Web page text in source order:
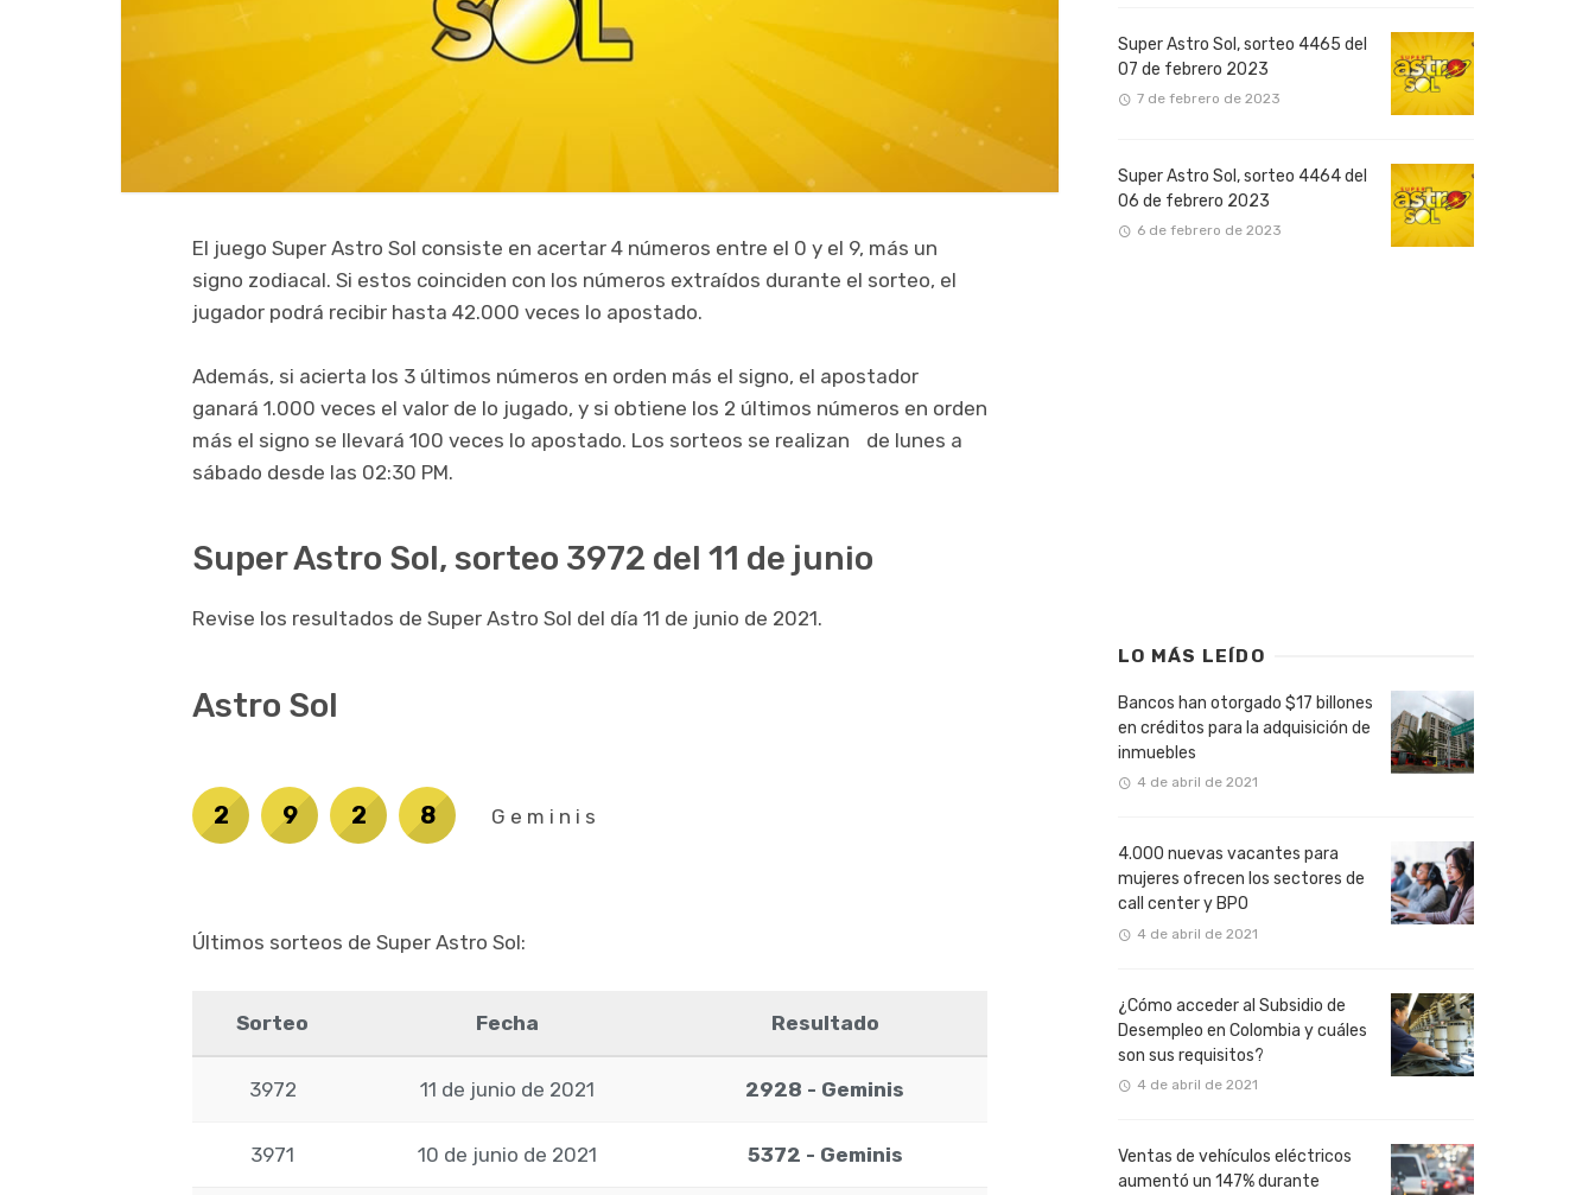
El juego Super Astro Sol consiste en acertar 4 números entre el 0 y el 9, más un
signo zodiacal. Si estos coinciden con los números extraídos durante el sorteo, el
jugador podrá recibir hasta 42.000 veces lo apostado.
Además, si acierta los 3 últimos números en orden más el signo, el apostador
ganará 1.000 veces el valor de lo jugado, y si obtiene los 2 últimos números en orden
más el signo se llevará 100 veces lo apostado. Los sorteos se realizan de lunes a
sábado desde las 02:30 PM.
Super Astro Sol, sorteo 3972 del 11 de junio
Revise los resultados de Super Astro Sol del día 11 de junio de 2021.
Astro Sol
2 9 2 8 Geminis
Últimos sorteos de Super Astro Sol:
Sorteo Fecha Resultado
3972 11 de junio de 2021 2928 - Geminis
3971 10 de junio de 2021 5372 - Geminis
Super Astro Sol, sorteo 4465 del
07 de febrero 2023
7 de febrero de 2023
Super Astro Sol, sorteo 4464 del
06 de febrero 2023
6 de febrero de 2023
LO MÁS LEÍDO
Bancos han otorgado $17 billones
en créditos para la adquisición de
inmuebles
4 de abril de 2021
4.000 nuevas vacantes para
mujeres ofrecen los sectores de
call center y BPO
4 de abril de 2021
¿Cómo acceder al Subsidio de
Desempleo en Colombia y cuáles
son sus requisitos?
4 de abril de 2021
Ventas de vehículos eléctricos
aumentó un 147% durante